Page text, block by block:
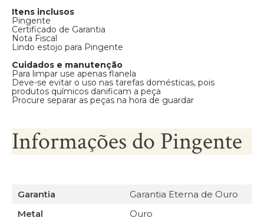
Itens inclusos
Pingente
Certificado de Garantia
Nota Fiscal
Lindo estojo para Pingente
Cuidados e manutenção
Para limpar use apenas flanela
Deve-se evitar o uso nas tarefas domésticas, pois
produtos químicos danificam a peça
Procure separar as peças na hora de guardar
Informações do Pingente
Garantia
Garantia Eterna de Ouro
Metal
Ouro